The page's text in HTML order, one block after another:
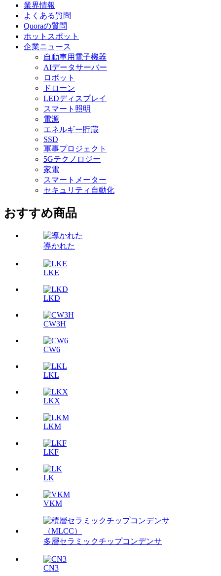
業界情報
よくある質問
Quoraの質問
ホットスポット
企業ニュース
自動車用電子機器
AIデータサーバー
ロボット
ドローン
LEDディスプレイ
スマート照明
電源
エネルギー貯蔵
SSD
軍事プロジェクト
5Gテクノロジー
家電
スマートメーター
セキュリティ自動化
おすすめ商品
導かれた
LKE
LKD
CW3H
CW6
LKL
LKX
LKM
LKF
LK
VKM
多層セラミックチップコンデンサ
CN3